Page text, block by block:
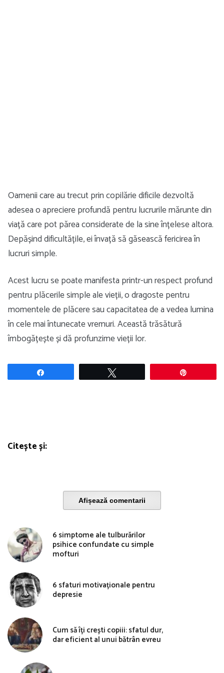
Oamenii care au trecut prin copilărie dificile dezvoltă
adesea o apreciere profundă pentru lucrurile mărunte din
viață care pot părea considerate de la sine înțelese altora.
Depășind dificultățile, ei învață să găsească fericirea în
lucruri simple.
Acest lucru se poate manifesta printr-un respect profund
pentru plăcerile simple ale vieții, o dragoste pentru
momentele de plăcere sau capacitatea de a vedea lumina
în cele mai întunecate vremuri. Această trăsătură
îmbogățește și dă profunzime vieții lor.
Citește și:
Afișează comentarii
6 simptome ale tulburărilor
psihice confundate cu simple
mofturi
6 sfaturi motivaționale pentru
depresie
Cum să îți crești copiii: sfatul dur,
dar eficient al unui bătrân evreu